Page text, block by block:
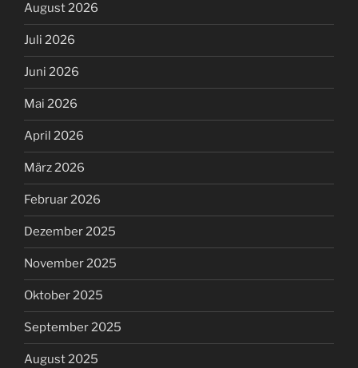
August 2026
Juli 2026
Juni 2026
Mai 2026
April 2026
März 2026
Februar 2026
Dezember 2025
November 2025
Oktober 2025
September 2025
August 2025